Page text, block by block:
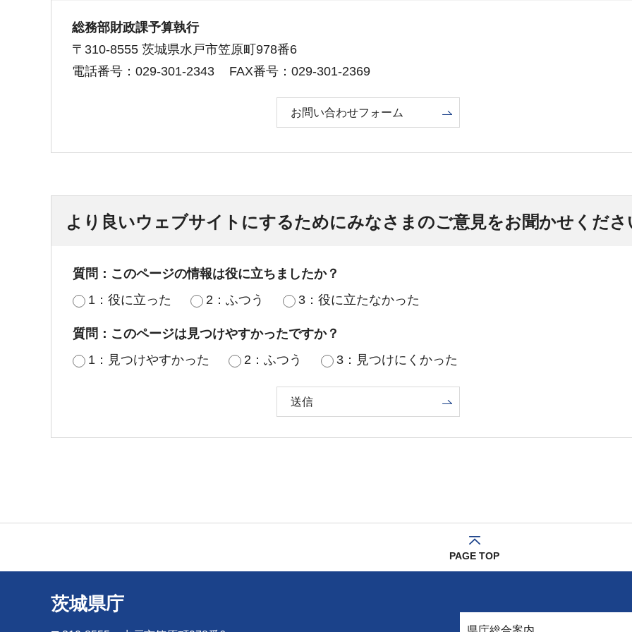
総務部財政課予算執行
〒310-8555 茨城県水戸市笠原町978番6
電話番号：029-301-2343
FAX番号：029-301-2369
お問い合わせフォーム
より良いウェブサイトにするためにみなさまのご意見をお聞かせくださ
質問：このページの情報は役に立ちましたか？
1：役に立った
2：ふつう 3：役に立たなかった
質問：このページは見つけやすかったですか？
1：見つけやすかった
2：ふつう 3：見つけにくかった
PAGE TOP
茨城県庁